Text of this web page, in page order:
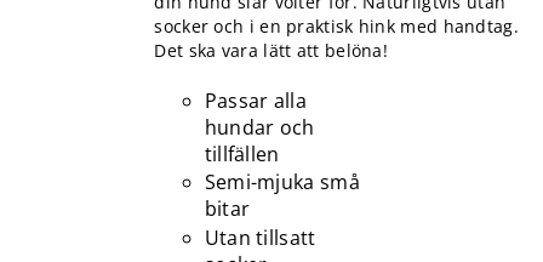
socker och i en praktisk hink med handtag.
Det ska vara lätt att belöna!
Passar alla
hundar och
tillfällen
Semi-mjuka små
bitar
Utan tillsatt